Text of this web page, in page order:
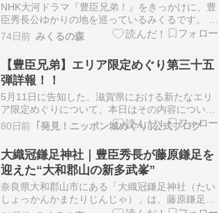
NHK大河ドラマ『豊臣兄弟！』をきっかけに、豊
臣秀長公ゆかりの地を巡っているみくるです。 先
日、大和郡山市にある春岳院を参拝した際、「大
和大納言 豊臣秀長公 思いを馳せる大和三寺巡
り」という案内パンフレットをいただきました。
奈良県内にある、秀長公ゆかりの三つの寺院――
春岳院、…
74日前 みくるの森
【豊臣兄弟】エリア限定めぐり第三十五
弾詳報！！
5月11日に告知した、滋賀県における新たなエリ
ア限定めぐりについて、本日はその内容について
詳しくお伝えします！！ 第三十五弾は、“豊臣家
臣団ゆかりの地”をテーマとしてスタンプラリー
スポットが選定されています。秀吉、そして秀長
に仕えた武将たちに関連のある史跡がメインで
す。 それで…
80日前 ｢発見！ニッポン城めぐり｣公式ブログ
大織冠鎌足神社｜豊臣秀長が藤原鎌足を
迎えた“大和郡山の新多武峯”
奈良県大和郡山市にある「大織冠鎌足神社（たい
しょっかんかまたりじんじゃ）」は、藤原鎌足公